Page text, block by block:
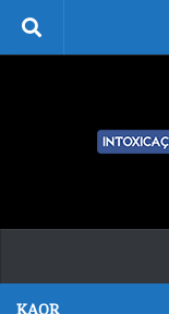
Skip to content
KAOR